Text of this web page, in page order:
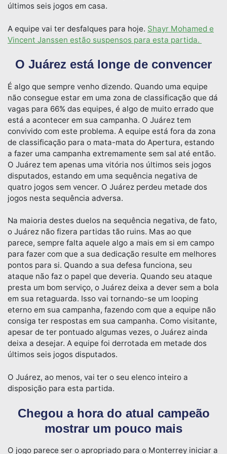
últimos seis jogos em casa.
A equipe vai ter desfalques para hoje. Shayr Mohamed e
Vincent Janssen estão suspensos para esta partida.
O Juárez está longe de convencer
É algo que sempre venho dizendo. Quando uma equipe
não consegue estar em uma zona de classificação que dá
vagas para 66% das equipes, é algo de muito errado que
está a acontecer em sua campanha. O Juárez tem
convivido com este problema. A equipe está fora da zona
de classificação para o mata-mata do Apertura, estando
a fazer uma campanha extremamente sem sal até então.
O Juárez tem apenas uma vitória nos últimos seis jogos
disputados, estando em uma sequência negativa de
quatro jogos sem vencer. O Juárez perdeu metade dos
jogos nesta sequência adversa.
Na maioria destes duelos na sequência negativa, de fato,
o Juárez não fizera partidas tão ruins. Mas ao que
parece, sempre falta aquele algo a mais em si em campo
para fazer com que a sua dedicação resulte em melhores
pontos para si. Quando a sua defesa funciona, seu
ataque não faz o papel que deveria. Quando seu ataque
presta um bom serviço, o Juárez deixa a dever sem a bola
em sua retaguarda. Isso vai tornando-se um looping
eterno em sua campanha, fazendo com que a equipe não
consiga ter respostas em sua campanha. Como visitante,
apesar de ter pontuado algumas vezes, o Juárez ainda
deixa a desejar. A equipe foi derrotada em metade dos
últimos seis jogos disputados.
O Juárez, ao menos, vai ter o seu elenco inteiro a
disposição para esta partida.
Chegou a hora do atual campeão
mostrar um pouco mais
O jogo parece ser o apropriado para o Monterrey iniciar a